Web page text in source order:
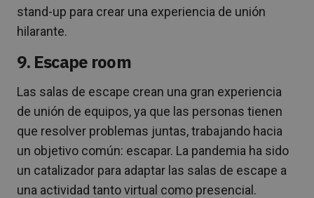
stand-up para crear una experiencia de unión
hilarante.
9. Escape room
Las salas de escape crean una gran experiencia
de unión de equipos, ya que las personas tienen
que resolver problemas juntas, trabajando hacia
un objetivo común: escapar. La pandemia ha sido
un catalizador para adaptar las salas de escape a
una actividad tanto virtual como presencial.